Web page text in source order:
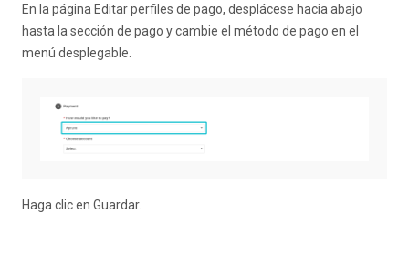
En la página Editar perfiles de pago, desplácese hacia abajo
hasta la sección de pago y cambie el método de pago en el
menú desplegable.
Haga clic en Guardar.